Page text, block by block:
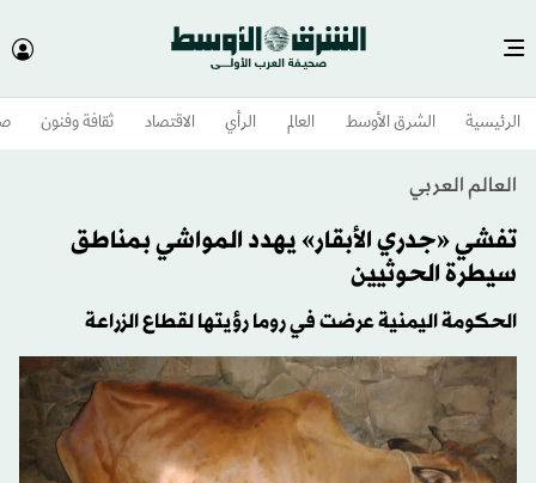
الرئيسية الشرق الأوسط​ العالم الرأي الاقتصاد ثقافة وفنون
العالم العربي
تفشي «جدري الأبقار» يهدد المواشي بمناطق
سيطرة الحوثيين
الحكومة اليمنية عرضت في روما رؤيتها لقطاع الزراعة